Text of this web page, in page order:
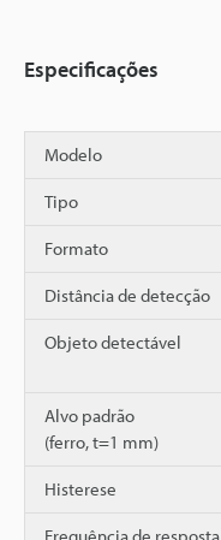
Especificações
Modelo
Tipo
Formato
Distância de detecção
Objeto detectável
Alvo padrão
(ferro, t=1 mm)
Histerese
Frequência de resposta